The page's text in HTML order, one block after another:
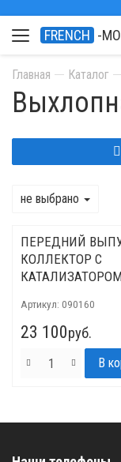
FRENCH -
Главная Каталог
не выбрано
ПЕРЕДНИЙ
КОЛЛЕКТОР С
Артикул: 090160
23 100руб.